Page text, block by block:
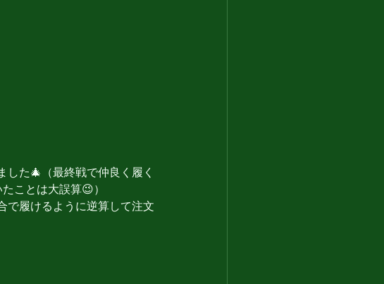
た🎄（最終戦で仲良く履く
ことは大誤算😉）
で履けるように逆算して注文